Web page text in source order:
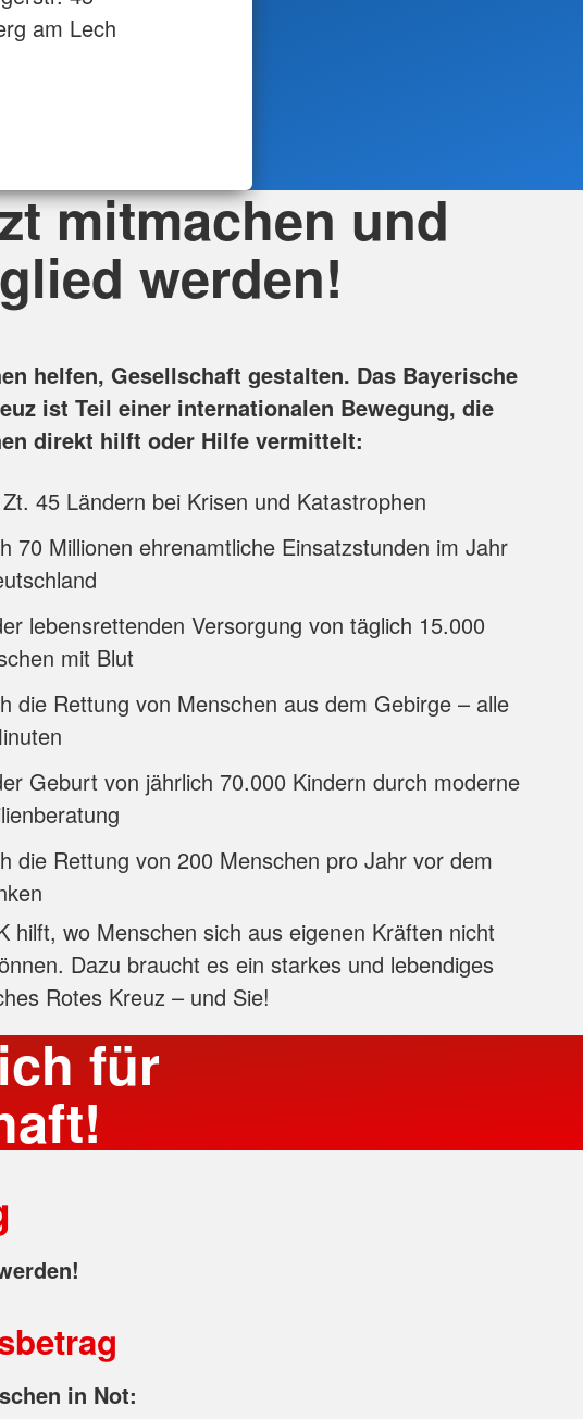
am Lech
mitmachen und
werden!
helfen, Gesellschaft gestalten. Das Bayerische
ist Teil einer internationalen Bewegung, die
direkt hilft oder Hilfe vermittelt:
45 Ländern bei Krisen und Katastrophen
70 Millionen ehrenamtliche Einsatzstunden im Jahr
lebensrettenden Versorgung von täglich 15.000
mit Blut
die Rettung von Menschen aus dem Gebirge – alle
Geburt von jährlich 70.000 Kindern durch moderne
die Rettung von 200 Menschen pro Jahr vor dem
hilft, wo Menschen sich aus eigenen Kräften nicht
Dazu braucht es ein starkes und lebendiges
Rotes Kreuz – und Sie!
für
in Not: